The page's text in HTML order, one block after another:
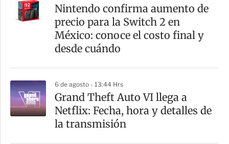
Nintendo confirma aumento de
precio para la Switch 2 en
México: conoce el costo final y
desde cuándo
6 de agosto - 13:44 Hrs
Grand Theft Auto VI llega a
Netflix: Fecha, hora y detalles de
la transmisión